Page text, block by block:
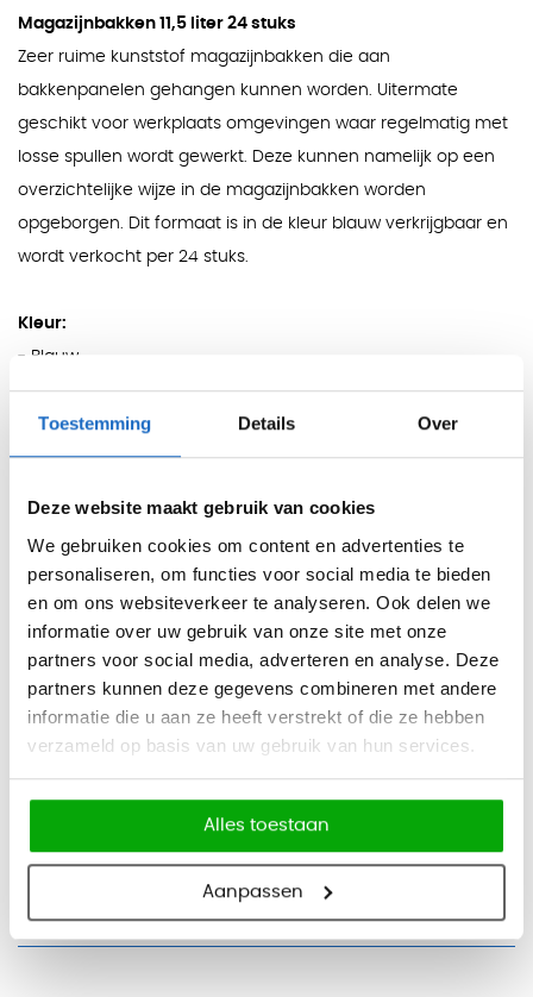
Toestemming Details Over
Deze website maakt gebruik van cookies
We gebruiken cookies om content en advertenties te
personaliseren, om functies voor social media te bieden
en om ons websiteverkeer te analyseren. Ook delen we
informatie over uw gebruik van onze site met onze
partners voor social media, adverteren en analyse. Deze
partners kunnen deze gegevens combineren met andere
informatie die u aan ze heeft verstrekt of die ze hebben
verzameld op basis van uw gebruik van hun services.
Alles toestaan
Aanpassen
Magazijnbakken 11,5 liter 24 stuks
Zeer ruime kunststof magazijnbakken die aan
bakkenpanelen gehangen kunnen worden. Uitermate
geschikt voor werkplaats omgevingen waar regelmatig met
losse spullen wordt gewerkt. Deze kunnen namelijk op een
overzichtelijke wijze in de magazijnbakken worden
opgeborgen. Dit formaat is in de kleur blauw verkrijgbaar en
wordt verkocht per 24 stuks.
Kleur:
- Blauw
Afmetingen:
- H13 x B20 x D30/35,5cm (totale diepte is 35 cm,
Specificaties:
- Per 24 stuks
- Gemaakt van kunststof
- Inhoud: 11,5 liter
- Incl. 2 jaar fabrieksgarantie
Specificaties
Merk OfficeCity